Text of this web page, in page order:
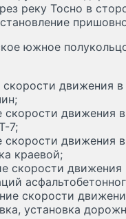
реку Тосно в
южное
движения
движения
7;
движения
краевой;
скорости движения
скорости
установка